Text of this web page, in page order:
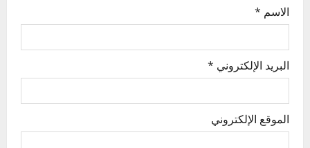
الاسم *
البريد الإلكتروني *
الموقع الإلكتروني